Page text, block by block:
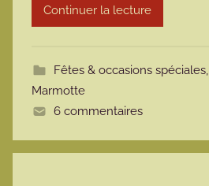
t
Continuer la lecture
Fêtes & occasions spéciales,
Marmotte
6 commentaires